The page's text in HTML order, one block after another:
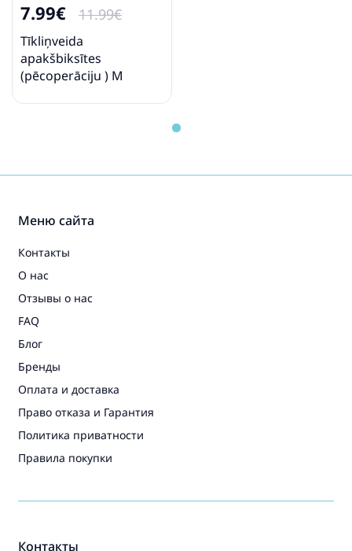
7.99€ 11.99€
Tīkliņveida
apakšbiksītes
(pēcoperāciju ) M
Контакты
Меню сайта
Контакты
О нас
Отзывы о нас
FAQ
Блог
Бренды
Оплата и доставка
Право отказа и Гарантия
Политика приватности
Правила покупки